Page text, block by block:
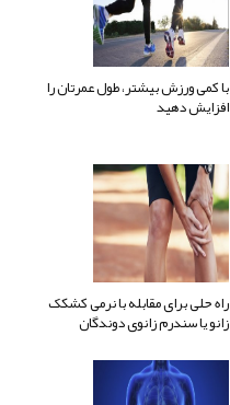
با کمی ورزش بیشتر، طول عمرتان را
افزایش دهید
راه حلی برای مقابله با نرمی کشکک
زانو یا سندرم زانوی دوندگان